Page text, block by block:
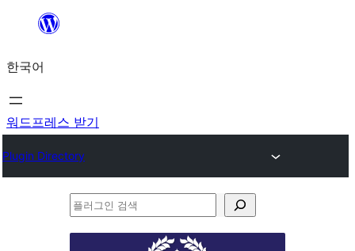
츠
로
바
가
한국어
워드프레스 받기
Plugin Directory
플